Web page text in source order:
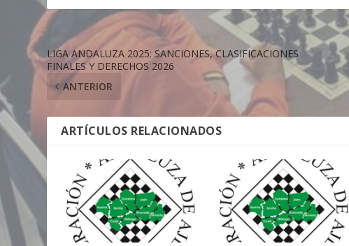
LIGA ANDALUZA 2025: SANCIONES, CLASIFICACIONES
FINALES Y DERECHOS 2026
ANTERIOR
ARTÍCULOS RELACIONADOS